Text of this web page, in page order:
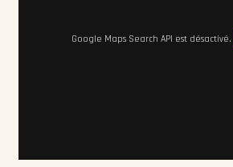
Google Maps Search API est désactivé.